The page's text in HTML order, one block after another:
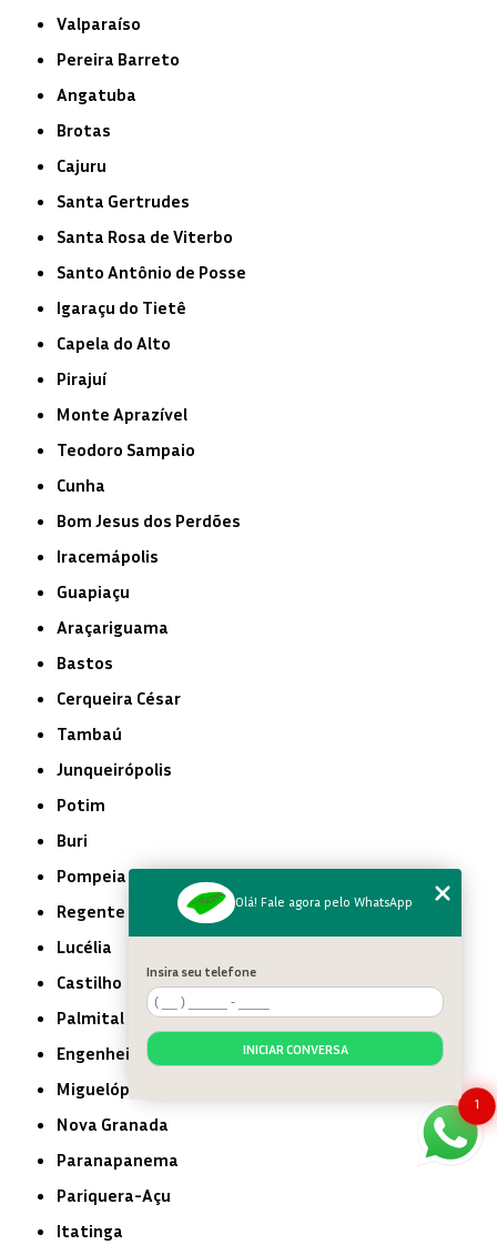
Valparaíso
Pereira Barreto
Angatuba
Brotas
Cajuru
Santa Gertrudes
Santa Rosa de Viterbo
Santo Antônio de Posse
Igaraçu do Tietê
Capela do Alto
Pirajuí
Monte Aprazível
Teodoro Sampaio
Cunha
Bom Jesus dos Perdões
Iracemápolis
Guapiaçu
Araçariguama
Bastos
Cerqueira César
Tambaú
Junqueirópolis
Potim
Buri
Pompeia
Regente Feijó
Lucélia
Castilho
Palmital
Engenheiro Coelho
Miguelópolis
Nova Granada
Paranapanema
Pariquera-Açu
Itatinga
1
Olá! Fale agora pelo WhatsApp
Insira seu telefone
INICIAR CONVERSA